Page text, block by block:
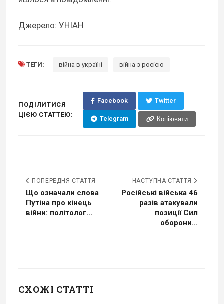
Джерело: УНІАН
ТЕГИ: війна в україні війна з росією
ПОДІЛИТИСЯ
ЦІЄЮ СТАТТЕЮ:
Facebook Twitter
Telegram Копіювати
ПОПЕРЕДНЯ СТАТТЯ
Що означали слова
Путіна про кінець
війни: політолог...
НАСТУПНА СТАТТЯ
Російські війська 46
разів атакували
позиції Сил
оборони...
СХОЖІ СТАТТІ